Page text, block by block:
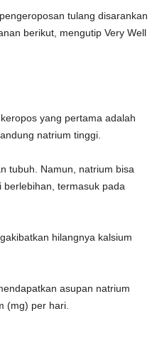
tulang disarankan
berikut, mengutip Very Well
yang pertama adalah
natrium tinggi.
tubuh. Namun, natrium bisa
berlebihan, termasuk pada
hilangnya kalsium
asupan natrium
(mg) per hari.